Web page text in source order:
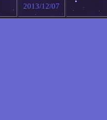
2013/12/07